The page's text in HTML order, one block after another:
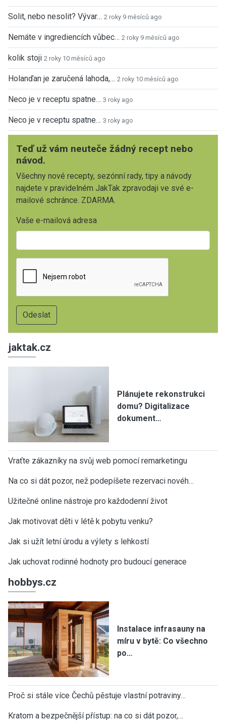
Solit, nebo nesolit? Vývar… 2 roky 9 měsíců ago
Nemáte v ingrediencích vůbec… 2 roky 9 měsíců ago
kolik stoji 2 roky 10 měsíců ago
Holanďan je zaručená lahoda,… 2 roky 10 měsíců ago
Neco je v receptu spatne… 3 roky ago
Neco je v receptu spatne… 3 roky ago
Teď už vám neuteče žádný recept nebo
návod.
Všechny nové recepty, sezónní rady, tipy a návody
najdete v pravidelném JakTak zpravodaji ve své e-
mailové schránce. ZDARMA.
Vaše e-mailová adresa
jaktak.cz
Plánujete rekonstrukci
domu? Digitalizace
dokument…
Vraťte zákazníky na svůj web pomocí remarketingu
Na co si dát pozor, než podepíšete rezervaci novéh…
Užitečné online nástroje pro každodenní život
Jak motivovat děti v létě k pobytu venku?
Jak si užít letní úrodu a výlety s lehkostí
Jak uchovat rodinné hodnoty pro budoucí generace
hobbys.cz
Instalace infrasauny na
míru v bytě: Co všechno
po…
Proč si stále více Čechů pěstuje vlastní potraviny…
Kratom a bezpečnější přístup: na co si dát pozor,…